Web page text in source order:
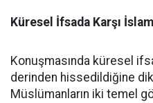
Küresel İfsada Karşı
Konuşmasında küresel
derinden hissedildiğine
Müslümanların iki temel